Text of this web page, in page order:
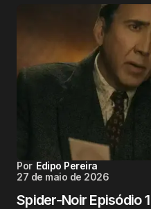
Por Edipo Pereira
27 de maio de 2026
Spider-Noir Episódio